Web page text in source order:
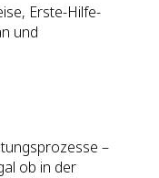
Erste-Hilfe-
und
–
ob in der